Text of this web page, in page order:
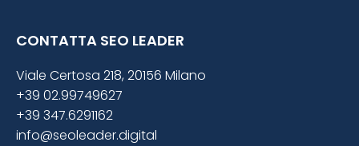
CONTATTA SEO LEADER
Viale Certosa 218, 20156 Milano
+39 02.99749627
+39 347.6291162
info@seoleader.digital